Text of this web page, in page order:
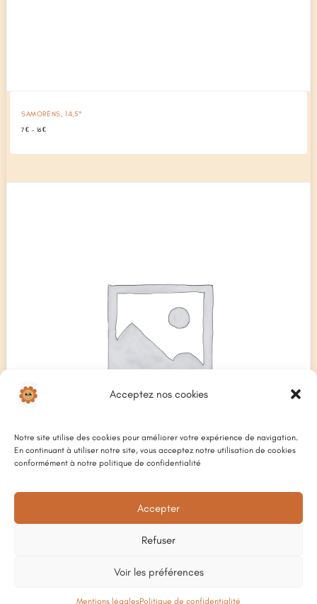
Acceptez nos cookies
Notre site utilise des cookies pour améliorer votre expérience de navigation.
En continuant à utiliser notre site, vous acceptez notre utilisation de cookies
conformément à notre politique de confidentialité
Accepter
Refuser
Voir les préférences
Mentions légalesPolitique de confidentialité
SAMORËNS, 14,5°
7 € – 16 €Plage
6€ – 28€Plage